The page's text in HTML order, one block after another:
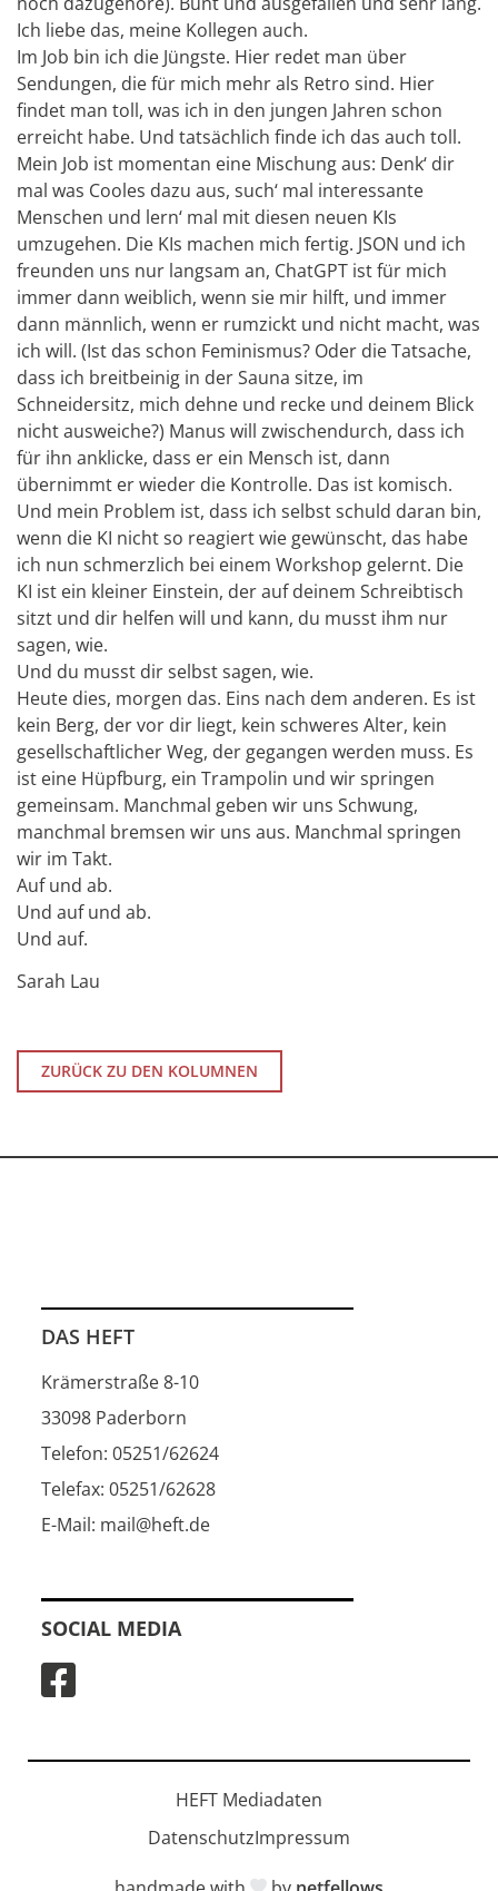
Ich liebe das, meine Kollegen auch.
Im Job bin ich die Jüngste. Hier redet man über
Sendungen, die für mich mehr als Retro sind. Hier
findet man toll, was ich in den jungen Jahren schon
erreicht habe. Und tatsächlich finde ich das auch toll.
Mein Job ist momentan eine Mischung aus: Denk‘ dir
mal was Cooles dazu aus, such‘ mal interessante
Menschen und lern‘ mal mit diesen neuen KIs
umzugehen. Die KIs machen mich fertig. JSON und ich
freunden uns nur langsam an, ChatGPT ist für mich
immer dann weiblich, wenn sie mir hilft, und immer
dann männlich, wenn er rumzickt und nicht macht, was
ich will. (Ist das schon Feminismus? Oder die Tatsache,
dass ich breitbeinig in der Sauna sitze, im
Schneidersitz, mich dehne und recke und deinem Blick
nicht ausweiche?) Manus will zwischendurch, dass ich
für ihn anklicke, dass er ein Mensch ist, dann
übernimmt er wieder die Kontrolle. Das ist komisch.
Und mein Problem ist, dass ich selbst schuld daran bin,
wenn die KI nicht so reagiert wie gewünscht, das habe
ich nun schmerzlich bei einem Workshop gelernt. Die
KI ist ein kleiner Einstein, der auf deinem Schreibtisch
sitzt und dir helfen will und kann, du musst ihm nur
sagen, wie.
Und du musst dir selbst sagen, wie.
Heute dies, morgen das. Eins nach dem anderen. Es ist
kein Berg, der vor dir liegt, kein schweres Alter, kein
gesellschaftlicher Weg, der gegangen werden muss. Es
ist eine Hüpfburg, ein Trampolin und wir springen
gemeinsam. Manchmal geben wir uns Schwung,
manchmal bremsen wir uns aus. Manchmal springen
wir im Takt.
Auf und ab.
Und auf und ab.
Und auf.
Sarah Lau
ZURÜCK ZU DEN KOLUMNEN
DAS HEFT
Krämerstraße 8-10
33098 Paderborn
Telefon: 05251/62624
Telefax: 05251/62628
E-Mail: mail@heft.de
SOCIAL MEDIA
HEFT Mediadaten
DatenschutzImpressum